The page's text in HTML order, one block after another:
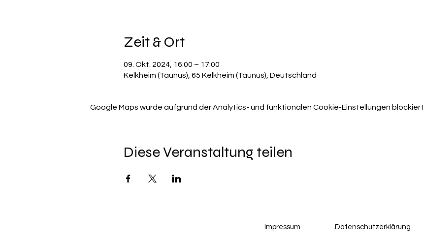
Zeit & Ort
09. Okt. 2024, 16:00 – 17:00
Kelkheim (Taunus), 65 Kelkheim (Taunus), Deutschland
Google Maps wurde aufgrund der Analytics- und funktionalen Cookie-Einstellungen blockiert.
Diese Veranstaltung teilen
Impressum Datenschutzerklärung